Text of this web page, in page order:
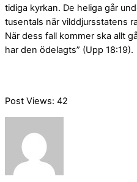
tidiga kyrkan. De heliga går
tusentals när vilddjursstatens
När dess fall kommer ska allt
har den ödelagts” (Upp 18:19).
Post Views: 42